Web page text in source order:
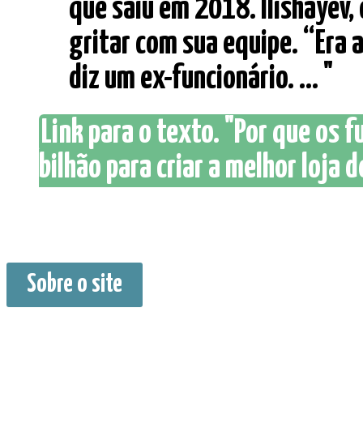
que saiu em 2018.
gritar com sua equipe. “Era
diz um ex-funcionário. ... "
Link para o texto. "Por que os
bilhão para criar a melhor loja
Sobre o site